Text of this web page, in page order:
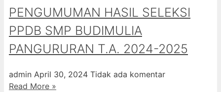
PENGUMUMAN HASIL SELEKSI
PPDB SMP BUDIMULIA
PANGURURAN T.A. 2024-2025
admin April 30, 2024 Tidak ada komentar
Read More »